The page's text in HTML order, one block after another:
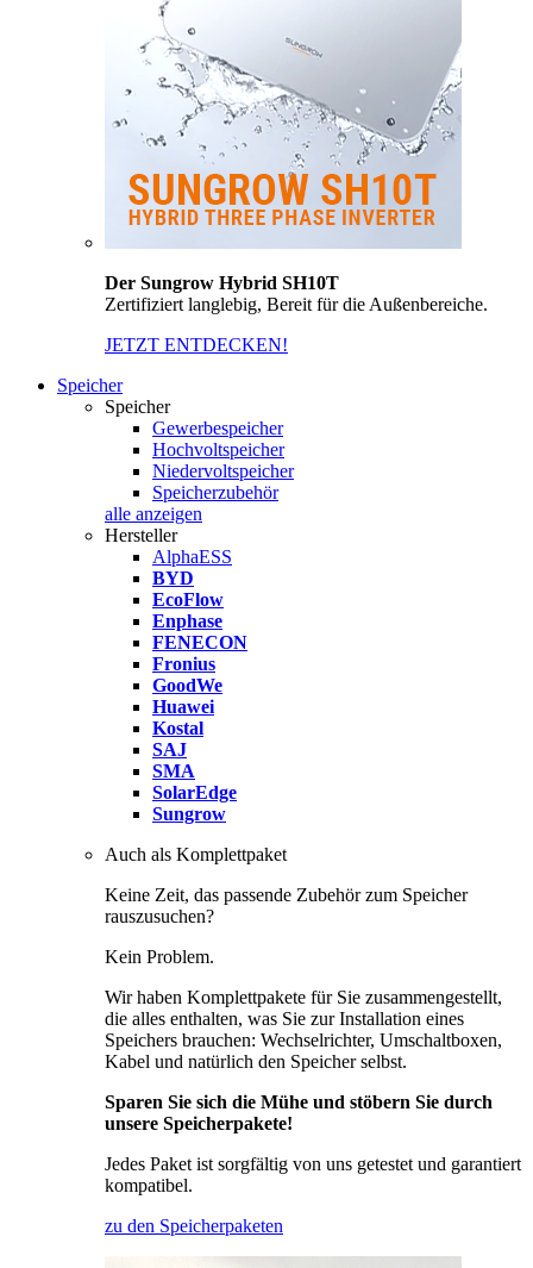
Der Sungrow Hybrid SH10T
Zertifiziert langlebig, Bereit für die Außenbereiche.
JETZT ENTDECKEN!
Speicher
Speicher
Gewerbespeicher
Hochvoltspeicher
Niedervoltspeicher
Speicherzubehör
alle anzeigen
Hersteller
AlphaESS
BYD
EcoFlow
Enphase
FENECON
Fronius
GoodWe
Huawei
Kostal
SAJ
SMA
SolarEdge
Sungrow
Auch als Komplettpaket
Keine Zeit, das passende Zubehör zum Speicher
rauszusuchen?
Kein Problem.
Wir haben Komplettpakete für Sie zusammengestellt,
die alles enthalten, was Sie zur Installation eines
Speichers brauchen: Wechselrichter, Umschaltboxen,
Kabel und natürlich den Speicher selbst.
Sparen Sie sich die Mühe und stöbern Sie durch
unsere Speicherpakete!
Jedes Paket ist sorgfältig von uns getestet und garantiert
kompatibel.
zu den Speicherpaketen